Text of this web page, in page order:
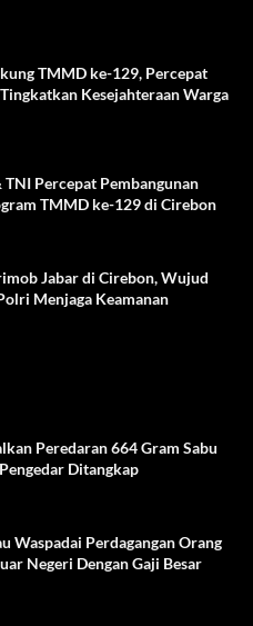
TMMD ke-129, Percepat
Kesejahteraan Warga
Percepat Pembangunan
TMMD ke-129 di Cirebon
Jabar di Cirebon, Wujud
Menjaga Keamanan
Peredaran 664 Gram Sabu
Ditangkap
Waspadai Perdagangan Orang
Negeri Dengan Gaji Besar